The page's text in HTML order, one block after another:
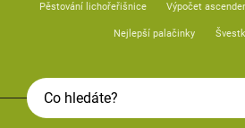
Pěstování lichořeřišnice Výpočet
Nejlepší palačinky